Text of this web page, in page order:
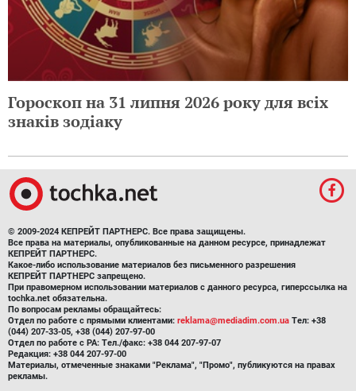
Гороскоп на 31 липня 2026 року для всіх
знаків зодіаку
© 2009-2024 КЕПРЕЙТ ПАРТНЕРС. Все права защищены.
Все права на материалы, опубликованные на данном ресурсе, принадлежат
КЕПРЕЙТ ПАРТНЕРС.
Какое-либо использование материалов без письменного разрешения
КЕПРЕЙТ ПАРТНЕРС запрещено.
При правомерном использовании материалов с данного ресурса, гиперссылка на
tochka.net обязательна.
По вопросам рекламы обращайтесь:
Отдел по работе с прямыми клиентами: reklama@mediadim.com.ua Тел: +38
(044) 207-33-05, +38 (044) 207-97-00
Отдел по работе с РА: Тел./факс: +38 044 207-97-07
Редакция: +38 044 207-97-00
Материалы, отмеченные знаками "Реклама", "Промо", публикуются на правах
рекламы.